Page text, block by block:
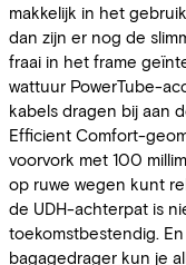
makkelijk in het
dan zijn er nog de
fraai in het frame
wattuur PowerTube-
kabels dragen bij aan
Efficient Comfort-
voorvork met 100
op ruwe wegen kunt
de UDH-achterpat is
toekomstbestendig.
bagagedrager kun je